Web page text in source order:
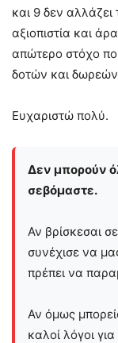
και 9 δεν
αξιοπιστία και
απώτερο στόχο
δοτών και
Ευχαριστώ πολύ.
Δεν μπορούν
σεβόμαστε.
Αν βρίσκεσαι
συνέχισε να
πρέπει να
Αν όμως
καλοί λόγοι